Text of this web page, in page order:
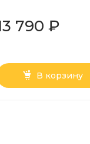
790 ₽
В корзину